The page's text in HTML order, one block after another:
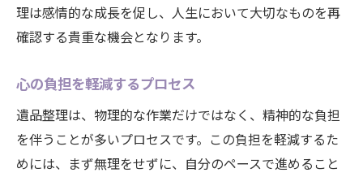
実践しやすい整理のステップ
心の安定を保つための工夫
整理を通じた心の癒し
故人を偲びながら進める整理
理は感情的な成長を促し、人生において大切なものを再
確認する貴重な機会となります。
心の負担を軽減するプロセス
遺品整理は、物理的な作業だけではなく、精神的な負担
を伴うことが多いプロセスです。この負担を軽減するた
めには、まず無理をせずに、自分のペースで進めること